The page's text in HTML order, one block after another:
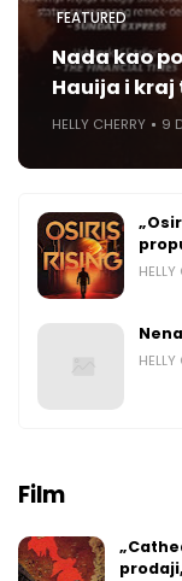
FEATURED
Nada kao
Hauija i
HELLY CHERRY 9
HELLY
HELLY
Film